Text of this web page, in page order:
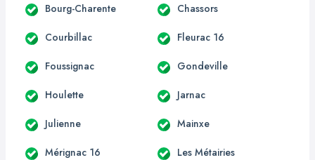
Bourg-Charente Chassors
Courbillac Fleurac 16
Foussignac Gondeville
Houlette Jarnac
Julienne Mainxe
Mérignac 16 Les Métairies